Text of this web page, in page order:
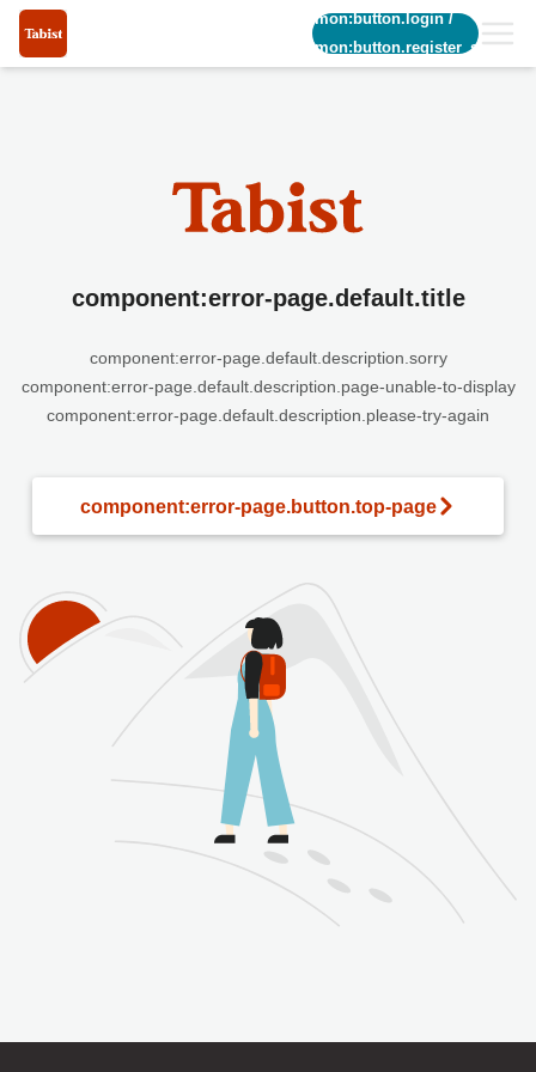
common:button.login/
common:button.register_short
component:error-page.default.title
component:error-page.default.description.sorry
component:error-page.default.description.page-unable-to-display
component:error-page.default.description.please-try-again
component:error-page.button.top-page